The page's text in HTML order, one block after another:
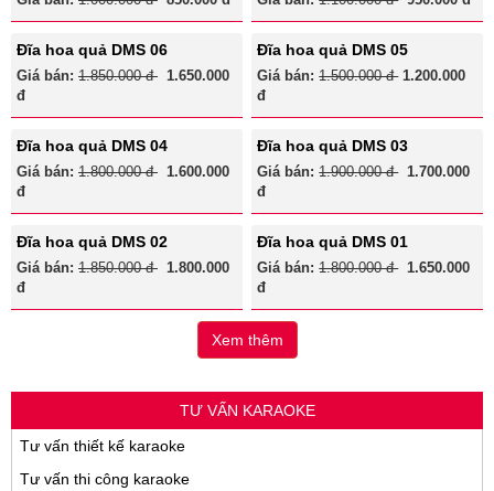
Đĩa hoa quả DMS 06
Giá bán: 1.850.000 đ 1.650.000
đ
Đĩa hoa quả DMS 05
Giá bán: 1.500.000 đ 1.200.000
đ
Đĩa hoa quả DMS 04
Giá bán: 1.800.000 đ 1.600.000
đ
Đĩa hoa quả DMS 03
Giá bán: 1.900.000 đ 1.700.000
đ
Đĩa hoa quả DMS 02
Giá bán: 1.850.000 đ 1.800.000
đ
Đĩa hoa quả DMS 01
Giá bán: 1.800.000 đ 1.650.000
đ
Xem thêm
TƯ VẤN KARAOKE
Tư vấn thiết kế karaoke
Tư vấn thi công karaoke